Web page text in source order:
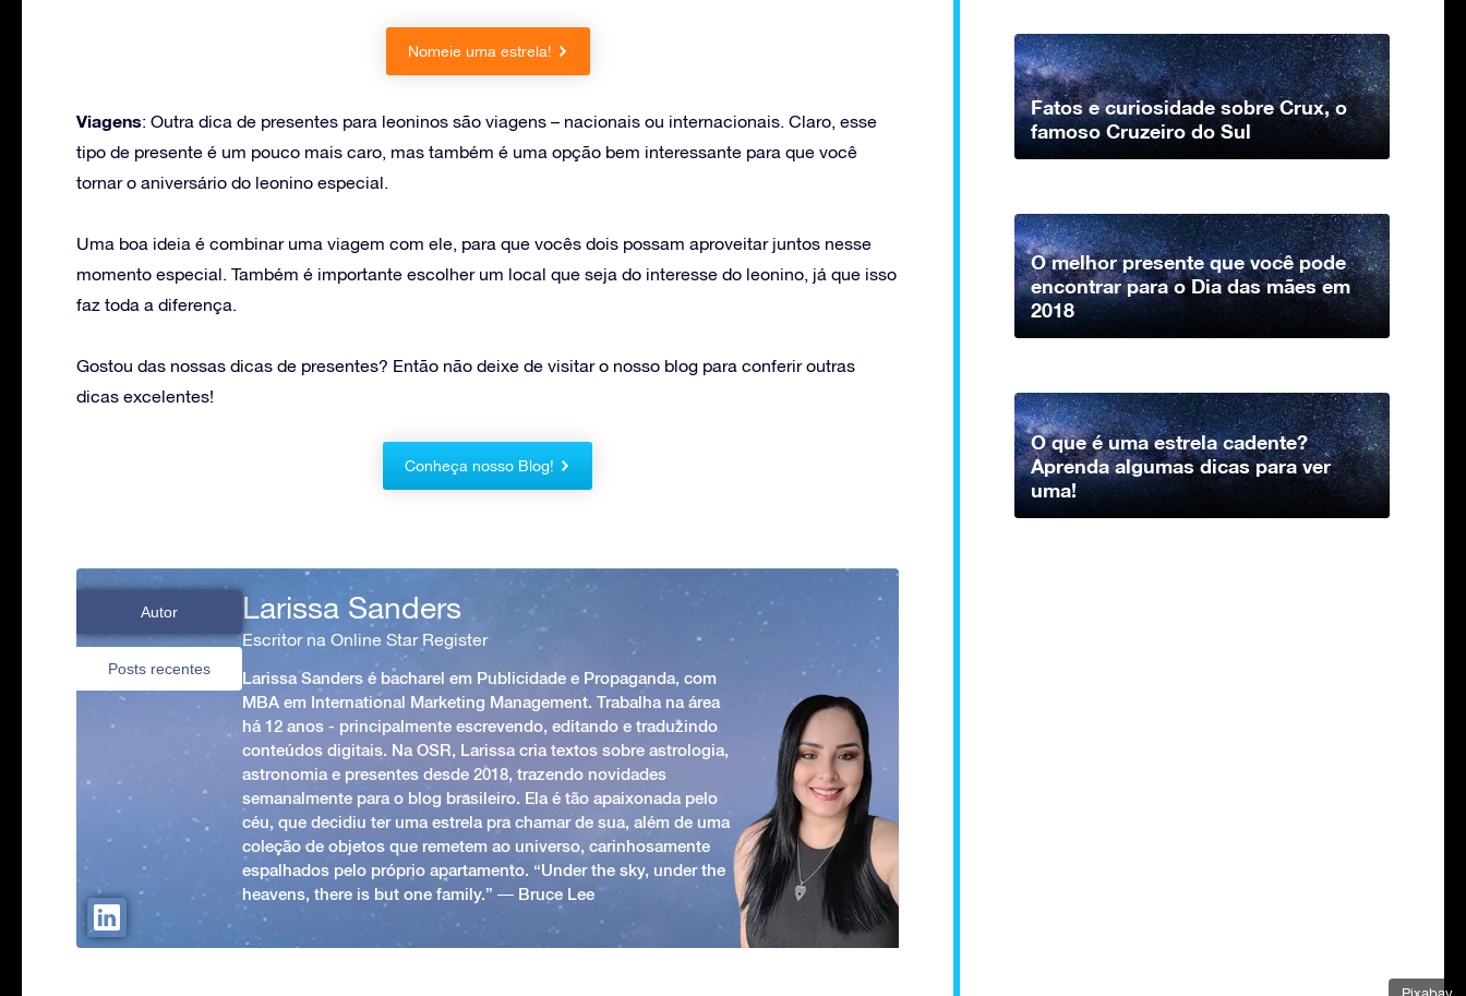
Nomeie uma estrela!
Viagens: Outra dica de presentes para leoninos são viagens – nacionais ou internacionais. Claro, esse
tipo de presente é um pouco mais caro, mas também é uma opção bem interessante para que você
tornar o aniversário do leonino especial.
Uma boa ideia é combinar uma viagem com ele, para que vocês dois possam aproveitar juntos nesse
momento especial. Também é importante escolher um local que seja do interesse do leonino, já que isso
faz toda a diferença.
Gostou das nossas dicas de presentes? Então não deixe de visitar o nosso blog para conferir outras
dicas excelentes!
Conheça nosso Blog!
Autor
Posts recentes
Larissa Sanders
Escritor na Online Star Register
Larissa Sanders é bacharel em Publicidade e Propaganda, com
MBA em International Marketing Management. Trabalha na área
há 12 anos - principalmente escrevendo, editando e traduzindo
conteúdos digitais. Na OSR, Larissa cria textos sobre astrologia,
astronomia e presentes desde 2018, trazendo novidades
semanalmente para o blog brasileiro. Ela é tão apaixonada pelo
céu, que decidiu ter uma estrela pra chamar de sua, além de uma
coleção de objetos que remetem ao universo, carinhosamente
espalhados pelo próprio apartamento. “Under the sky, under the
heavens, there is but one family.” ― Bruce Lee
Fatos e curiosidade sobre Crux, o
famoso Cruzeiro do Sul
O melhor presente que você pode
encontrar para o Dia das mães em
2018
O que é uma estrela cadente?
Aprenda algumas dicas para ver
uma!